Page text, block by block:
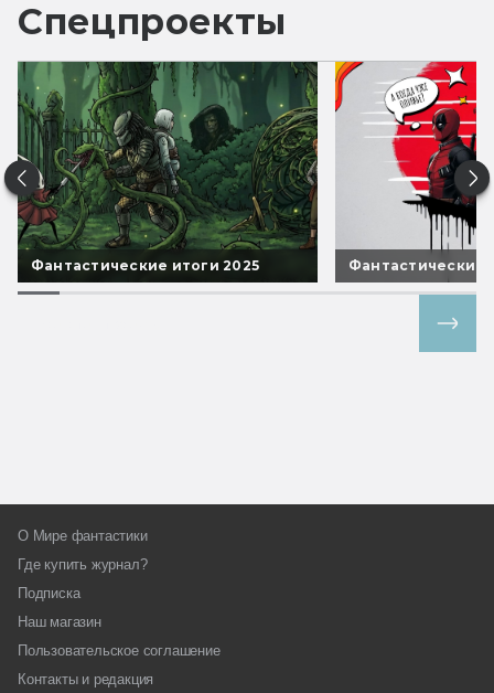
Спецпроекты
Фантастические итоги 2025 Фантастические
О Мире фантастики
Где купить журнал?
Подписка
Наш магазин
Пользовательское соглашение
Контакты и редакция